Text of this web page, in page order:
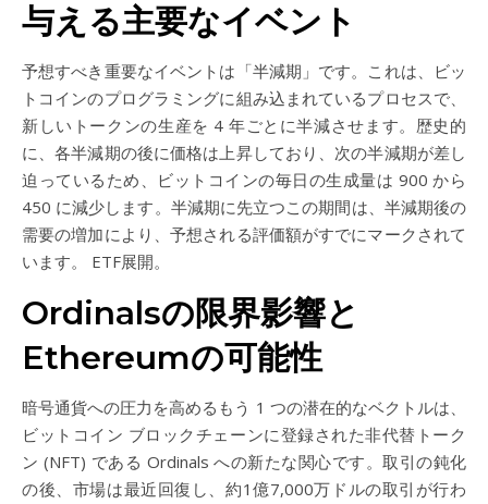
与える主要なイベント
予想すべき重要なイベントは「半減期」です。これは、ビッ
トコインのプログラミングに組み込まれているプロセスで、
新しいトークンの生産を 4 年ごとに半減させます。歴史的
に、各半減期の後に価格は上昇しており、次の半減期が差し
迫っているため、ビットコインの毎日の生成量は 900 から
450 に減少します。半減期に先立つこの期間は、半減期後の
需要の増加により、予想される評価額がすでにマークされて
います。 ETF展開。
Ordinalsの限界影響と
Ethereumの可能性
暗号通貨への圧力を高めるもう 1 つの潜在的なベクトルは、
ビットコイン ブロックチェーンに登録された非代替トーク
ン (NFT) である Ordinals への新たな関心です。取引の鈍化
の後、市場は最近回復し、約1億7,000万ドルの取引が行わ